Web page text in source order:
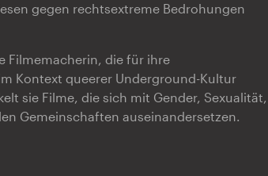
gegen rechtsextreme Bedrohungen
Filmemacherin, die für ihre
Kontext queerer Underground-Kultur
sie Filme, die sich mit Gender, Sexualität,
Gemeinschaften auseinandersetzen.